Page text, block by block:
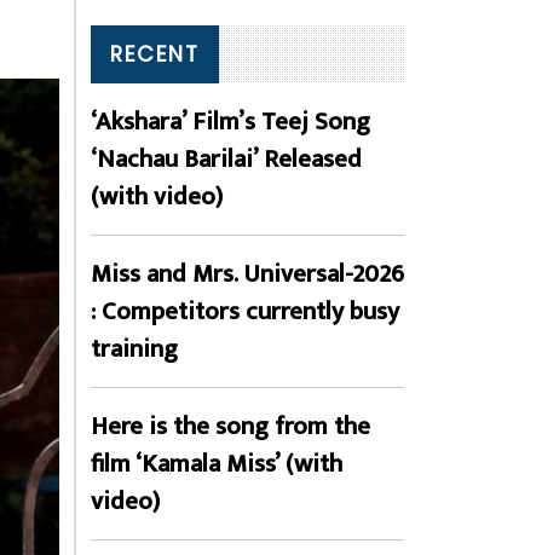
RECENT
‘Akshara’ Film’s Teej Song
‘Nachau Barilai’ Released
(with video)
Miss and Mrs. Universal-2026
: Competitors currently busy
training
Here is the song from the
film ‘Kamala Miss’ (with
video)